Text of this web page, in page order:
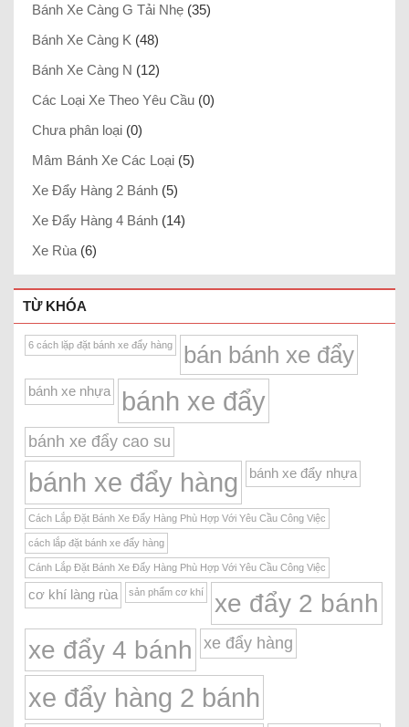
Bánh Xe Càng G Tải Nhẹ (35)
Bánh Xe Càng K (48)
Bánh Xe Càng N (12)
Các Loại Xe Theo Yêu Cầu (0)
Chưa phân loại (0)
Mâm Bánh Xe Các Loại (5)
Xe Đẩy Hàng 2 Bánh (5)
Xe Đẩy Hàng 4 Bánh (14)
Xe Rùa (6)
TỪ KHÓA
6 cách lặp đặt bánh xe đẩy hàng bán bánh xe đẩy
bánh xe nhựa bánh xe đẩy
bánh xe đẩy cao su
bánh xe đẩy hàng bánh xe đẩy nhựa
Cách Lắp Đặt Bánh Xe Đẩy Hàng Phù Hợp Với Yêu Cầu Công Việc
cách lắp đặt bánh xe đẩy hàng
Cánh Lắp Đặt Bánh Xe Đẩy Hàng Phù Hợp Với Yêu Cầu Công Việc
cơ khí làng rùa sản phẩm cơ khí
xe đẩy 2 bánh
xe đẩy 4 bánh
xe đẩy hàng
xe đẩy hàng 2 bánh